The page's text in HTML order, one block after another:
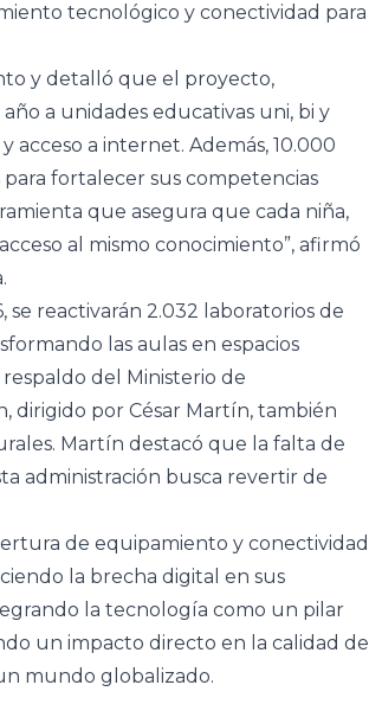
tecnológico y conectividad para
y detalló que el proyecto,
a unidades educativas uni, bi y
a internet. Además, 10.000
fortalecer sus competencias
que asegura que cada niña,
al mismo conocimiento”, afirmó
reactivarán 2.032 laboratorios de
las aulas en espacios
del Ministerio de
dirigido por César Martín, también
Martín destacó que la falta de
administración busca revertir de
de equipamiento y conectividad
la brecha digital en sus
la tecnología como un pilar
un impacto directo en la calidad de
mundo globalizado.